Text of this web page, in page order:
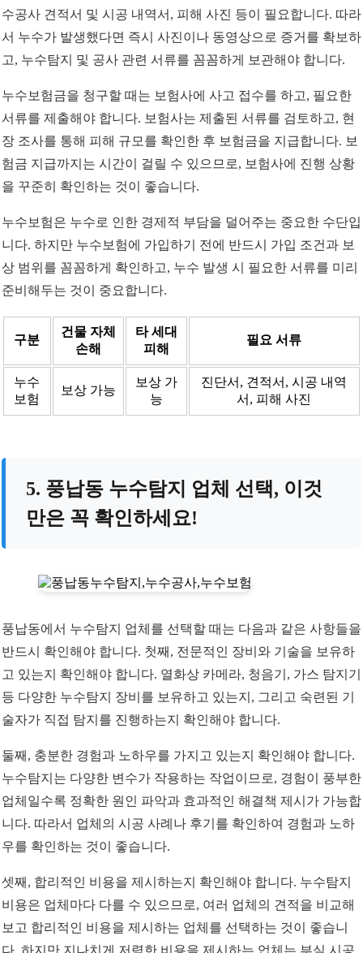
수공사 견적서 및 시공 내역서, 피해 사진 등이 필요합니다. 따라
서 누수가 발생했다면 즉시 사진이나 동영상으로 증거를 확보하
고, 누수탐지 및 공사 관련 서류를 꼼꼼하게 보관해야 합니다.
누수보험금을 청구할 때는 보험사에 사고 접수를 하고, 필요한
서류를 제출해야 합니다. 보험사는 제출된 서류를 검토하고, 현
장 조사를 통해 피해 규모를 확인한 후 보험금을 지급합니다. 보
험금 지급까지는 시간이 걸릴 수 있으므로, 보험사에 진행 상황
을 꾸준히 확인하는 것이 좋습니다.
누수보험은 누수로 인한 경제적 부담을 덜어주는 중요한 수단입
니다. 하지만 누수보험에 가입하기 전에 반드시 가입 조건과 보
상 범위를 꼼꼼하게 확인하고, 누수 발생 시 필요한 서류를 미리
준비해두는 것이 중요합니다.
구분
건물 자체
손해
타 세대
피해
필요 서류
누수
보험
보상 가능
보상 가
능
진단서, 견적서, 시공 내역
서, 피해 사진
5. 풍납동 누수탐지 업체 선택, 이것
만은 꼭 확인하세요!
풍납동에서 누수탐지 업체를 선택할 때는 다음과 같은 사항들을
반드시 확인해야 합니다. 첫째, 전문적인 장비와 기술을 보유하
고 있는지 확인해야 합니다. 열화상 카메라, 청음기, 가스 탐지기
등 다양한 누수탐지 장비를 보유하고 있는지, 그리고 숙련된 기
술자가 직접 탐지를 진행하는지 확인해야 합니다.
둘째, 충분한 경험과 노하우를 가지고 있는지 확인해야 합니다.
누수탐지는 다양한 변수가 작용하는 작업이므로, 경험이 풍부한
업체일수록 정확한 원인 파악과 효과적인 해결책 제시가 가능합
니다. 따라서 업체의 시공 사례나 후기를 확인하여 경험과 노하
우를 확인하는 것이 좋습니다.
셋째, 합리적인 비용을 제시하는지 확인해야 합니다. 누수탐지
비용은 업체마다 다를 수 있으므로, 여러 업체의 견적을 비교해
보고 합리적인 비용을 제시하는 업체를 선택하는 것이 좋습니